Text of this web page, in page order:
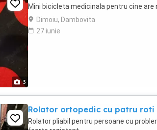
3
Mini bicicleta medicinala pentru cine are
Dimoiu, Dambovita
27 iunie
Rolator ortopedic cu patru roti
Rolator pliabil pentru persoane cu